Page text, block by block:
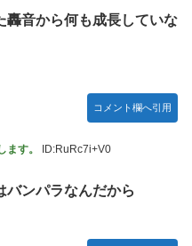
轟音から何も成長していな
コメント欄へ引用
す。 ID:RuRc7i+V0
バンパラなんだから